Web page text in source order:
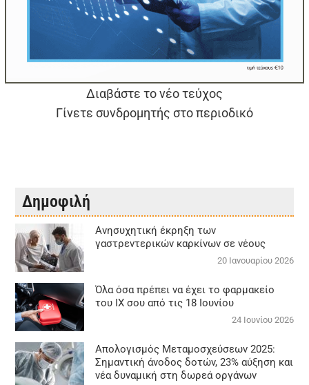
Διαβάστε το νέο τεύχος
Γίνετε συνδρομητής στο περιοδικό
Δημοφιλή
Aνησυχητική έκρηξη των
γαστρεντερικών καρκίνων σε νέους
20 Ιανουαρίου 2026
Όλα όσα πρέπει να έχει το φαρμακείο
του ΙΧ σου από τις 18 Ιουνίου
24 Ιουνίου 2026
Απολογισμός Μεταμοσχεύσεων 2025:
Σημαντική άνοδος δοτών, 23% αύξηση και
νέα δυναμική στη δωρεά οργάνων